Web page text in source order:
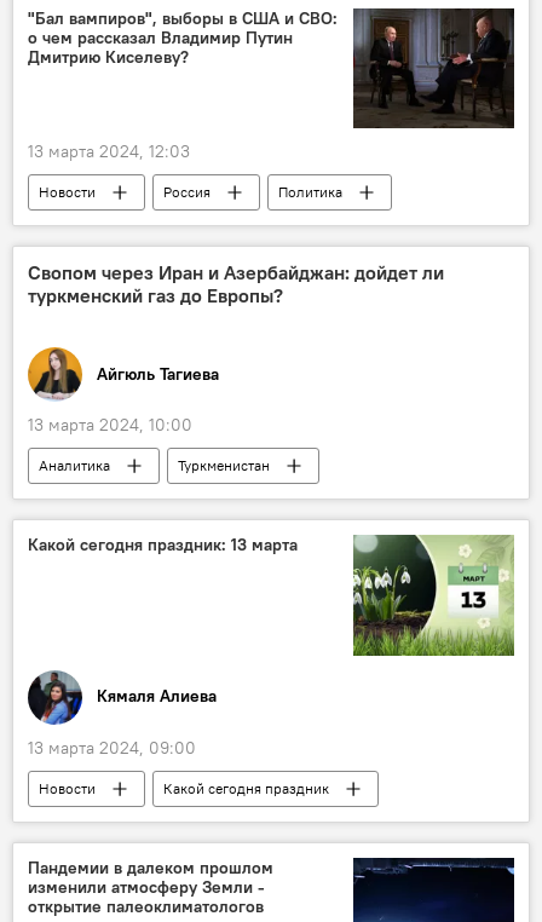
Лига Европы УЕФА
арбитр
ФК "Рома"
ФК "Севилья"
"Бал вампиров", выборы в США и СВО:
о чем рассказал Владимир Путин
Дмитрию Киселеву?
13 марта 2024, 12:03
Новости Россия
Политика
США
Интервью
"Интервью с Путиным"
Дмитрий Киселев
Украина
СВО Выборы
Свопом через Иран и Азербайджан: дойдет ли
туркменский газ до Европы?
Айгюль Тагиева
13 марта 2024, 10:00
Аналитика
Туркменистан
Поставки газа
Европа
Азербайджан
Турция
ЕС
Энергетика
Экономика
Какой сегодня праздник: 13 марта
Кямаля Алиева
13 марта 2024, 09:00
Новости
Какой сегодня праздник
Кто сегодня родился
История
Пандемии в далеком прошлом
изменили атмосферу Земли -
открытие палеоклиматологов